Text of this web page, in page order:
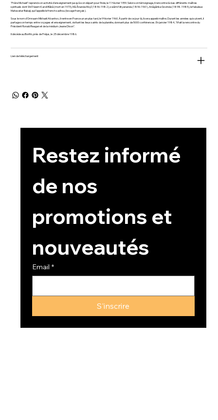
"Frère Michaël" reprend son activité d'enseignement jusqu'à son départ pour l'Inde, le 11 février 1959. Selon son témoignage, il rencontre là-bas différents maîtres
spirituels dont Shrî Neem Karoli Bâbâ (mort en 1973), Mâ Ânanda Moyî (1896-1982), swâmi Nityananda (1896-1961), Anâgârika Govinda (1898-1985), le fabuleux
Mahavatar Babaji, qui l'appelle le french sadhou (le sage français).
Sous le nom d'Omraam Mikhaël Aïvanhov, il rentre en France un an plus tard, le 9 février 1960. À partir de ce jour-là, il sera appelé maître. Durant les années qui suivent, il
partage son temps entre voyages et enseignement, visitant les lieux saints de la planète, donnant plus de 5000 conférences. En janvier 1984, "il fait la rencontre du
Président Ronald Reagan et de la médium Jeane Dixon".
Il décède au Bonfin, près de Fréjus, le 25 décembre 1986.
Lien de téléchargement
Restez informé
de nos
promotions et
nouveautés
Email *
S'inscrire